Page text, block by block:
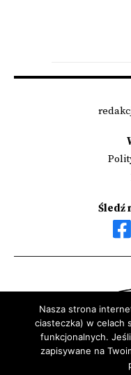
Śledź
Sfinansowano przez
Rozwoju
Rozwoju Organizacji
Nasza strona
ciasteczka) w celach
funkcjonalnych.
zapisywane na